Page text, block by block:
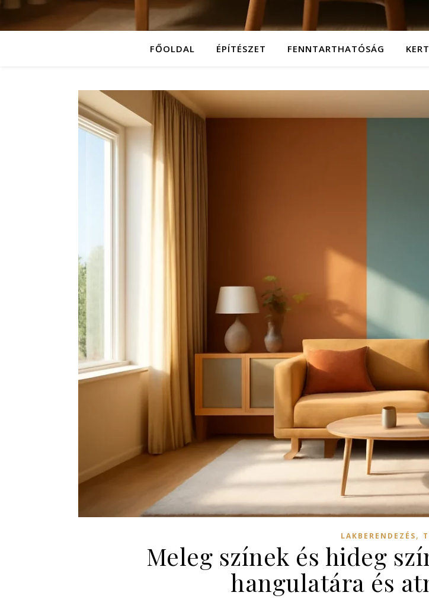
FŐOLDAL ÉPÍTÉSZET FENNTARTHATÓSÁG KERT
LAKBERENDEZÉS,
Meleg színek és hideg
hangulatára és